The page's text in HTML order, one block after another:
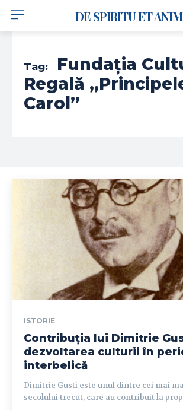
DE SPIRITU ET
Tag:
Fundația
Regală
Carol”
ISTORIE
Contribuția lui Dimitrie
dezvoltarea culturii în
interbelică
Dimitrie Gusti este unul dintre cei mai
secolului trecut, care au contribuit la